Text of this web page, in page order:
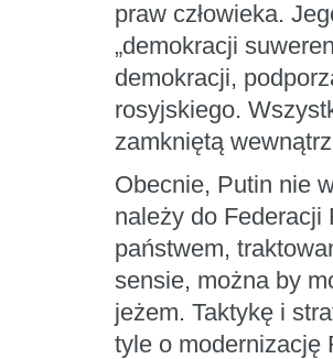
praw człowieka.
„demokracji
demokracji,
rosyjskiego.
zamkniętą
Obecnie, Putin nie
należy do Federacji
państwem,
sensie, można by
jeżem. Taktykę i
tyle o modernizację